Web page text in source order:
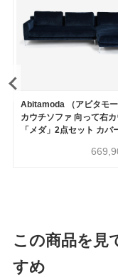
Abitamoda （アビタモー
カウチソファ 向って右
「メダ」2点セット カバ
この商品を見
すめ